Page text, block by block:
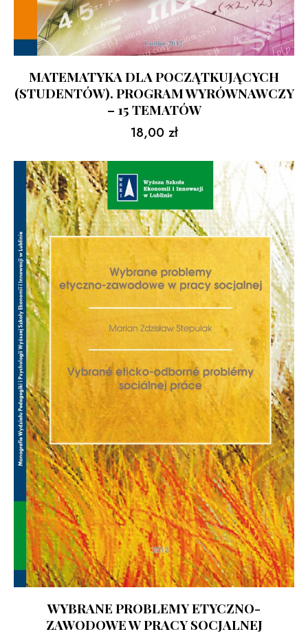
MATEMATYKA DLA POCZĄTKUJĄCYCH
(STUDENTÓW). PROGRAM WYRÓWNAWCZY
– 15 TEMATÓW
18,00 zł
WYBRANE PROBLEMY ETYCZNO-
ZAWODOWE W PRACY SOCJALNEJ